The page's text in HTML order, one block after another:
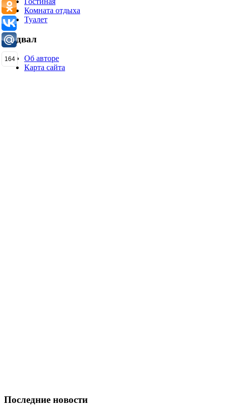
Комната отдыха
Туалет
Подвал
Об авторе
Карта сайта
Последние новости
164